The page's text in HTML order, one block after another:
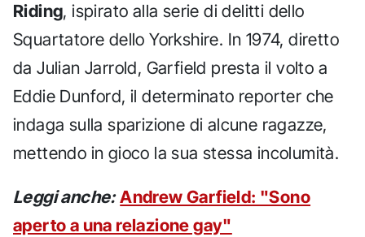
Riding, ispirato alla serie di delitti dello
Squartatore dello Yorkshire. In 1974, diretto
da Julian Jarrold, Garfield presta il volto a
Eddie Dunford, il determinato reporter che
indaga sulla sparizione di alcune ragazze,
mettendo in gioco la sua stessa incolumità.
Leggi anche: Andrew Garfield: "Sono
aperto a una relazione gay"